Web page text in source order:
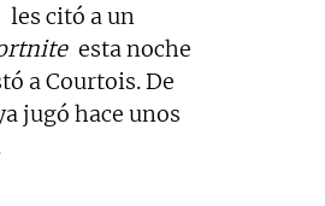
les citó a un
esta noche
a Courtois. De
jugó hace unos